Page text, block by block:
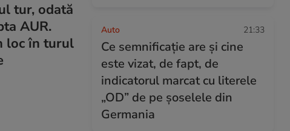
tur, odată
AUR.
loc în turul
Auto 21:33
Ce semnificație are și cine
este vizat, de fapt, de
indicatorul marcat cu literele
„OD” de pe șoselele din
Germania